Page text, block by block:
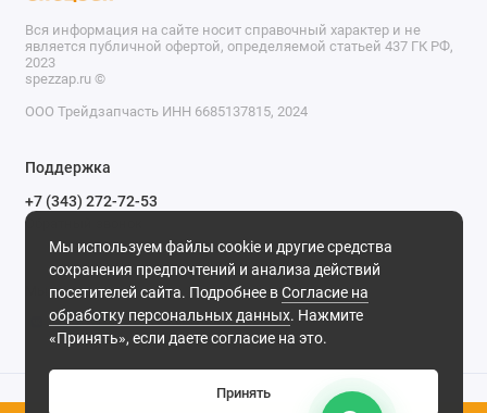
Мы используем файлы cookie и другие средства
сохранения предпочтений и анализа действий
посетителей сайта. Подробнее вСогласие на
обработку персональных данных. Нажмите
«Принять», если даете согласие на это.
Принять
Вся информация на сайте носит справочный характер и не
является публичной офертой, определяемой статьей 437 ГК РФ,
2023
spezzap.ru ©️
ООО Трейдзапчасть ИНН 6685137815, 2024
Поддержка
+7 (343) 272-72-53
Обратный звонок
620030, г. Екатеринбург, ул. Карьерная, д. 14, оф. 14.
Мы в сети